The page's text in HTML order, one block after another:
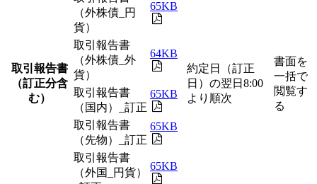
取引報告書
（訂正分含
む）
約定日（訂正
日）の翌日8:00
より順次
書面を
一括で
閲覧す
る
（外株債_円
貨）
65KB
取引報告書
（外株債_外
貨）
64KB
取引報告書
（国内）_訂正
65KB
取引報告書
（先物）_訂正
65KB
取引報告書
（外国_円貨）
65KB